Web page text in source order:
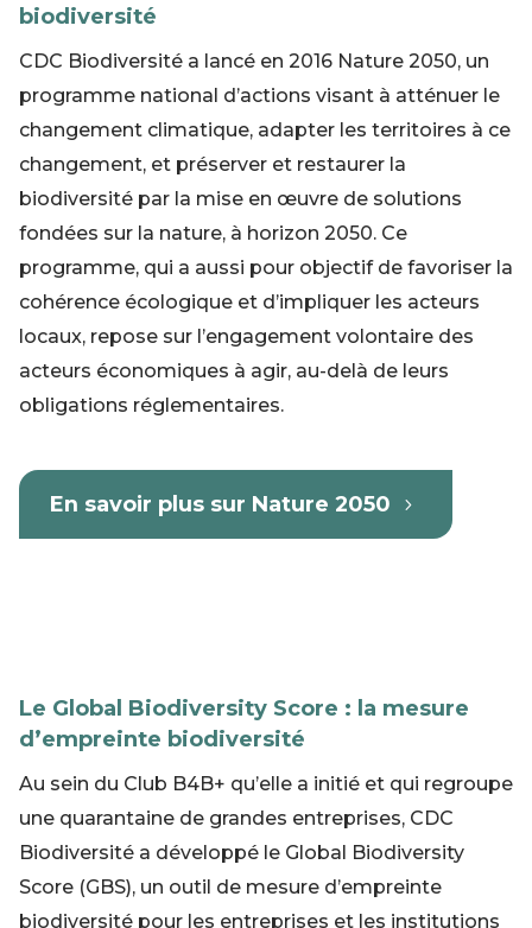
biodiversité
CDC Biodiversité a lancé en 2016 Nature 2050, un
programme national d’actions visant à atténuer le
changement climatique, adapter les territoires à ce
changement, et préserver et restaurer la
biodiversité par la mise en œuvre de solutions
fondées sur la nature, à horizon 2050. Ce
programme, qui a aussi pour objectif de favoriser la
cohérence écologique et d’impliquer les acteurs
locaux, repose sur l’engagement volontaire des
acteurs économiques à agir, au-delà de leurs
obligations réglementaires.
En savoir plus sur Nature 2050
Le Global Biodiversity Score : la mesure
d’empreinte biodiversité
Au sein du Club B4B+ qu’elle a initié et qui regroupe
une quarantaine de grandes entreprises, CDC
Biodiversité a développé le Global Biodiversity
Score (GBS), un outil de mesure d’empreinte
biodiversité pour les entreprises et les institutions